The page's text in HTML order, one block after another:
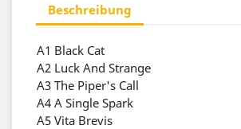
Beschreibung
A1 Black Cat
A2 Luck And Strange
A3 The Piper's Call
A4 A Single Spark
A5 Vita Brevis